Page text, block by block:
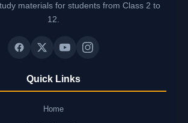
materials for students from Class 2 to
12.
Quick Links
Home